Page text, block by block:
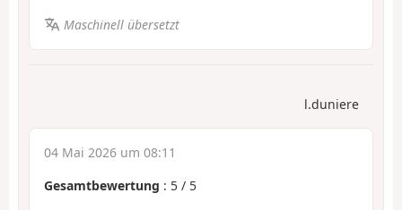
Maschinell übersetzt
l.duniere
04 Mai 2026 um 08:11
Gesamtbewertung : 5 / 5